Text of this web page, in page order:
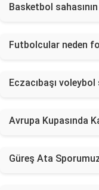
Basketbol
Futbolcular neden
Eczacıbaşı
Avrupa Kupasında
Güreş Ata